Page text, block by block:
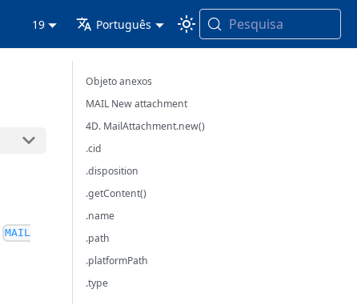
19 Português Pesquisa
MAIL
Objeto anexos
MAIL New attachment
4D. MailAttachment.new()
.cid
.disposition
.getContent()
.name
.path
.platformPath
.type